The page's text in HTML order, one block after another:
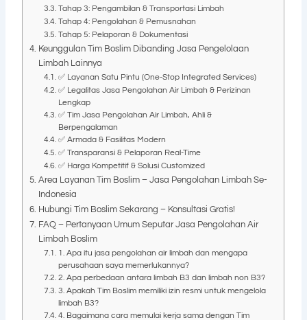
Tahap 3: Pengambilan & Transportasi Limbah
Tahap 4: Pengolahan & Pemusnahan
Tahap 5: Pelaporan & Dokumentasi
Keunggulan Tim Boslim Dibanding Jasa Pengelolaan
Limbah Lainnya
✅ Layanan Satu Pintu (One-Stop Integrated Services)
✅ Legalitas Jasa Pengolahan Air Limbah & Perizinan
Lengkap
✅ Tim Jasa Pengolahan Air Limbah, Ahli &
Berpengalaman
✅ Armada & Fasilitas Modern
✅ Transparansi & Pelaporan Real-Time
✅ Harga Kompetitif & Solusi Customized
Area Layanan Tim Boslim – Jasa Pengolahan Limbah Se-
Indonesia
Hubungi Tim Boslim Sekarang – Konsultasi Gratis!
FAQ – Pertanyaan Umum Seputar Jasa Pengolahan Air
Limbah Boslim
1. Apa itu jasa pengolahan air limbah dan mengapa
perusahaan saya memerlukannya?
2. Apa perbedaan antara limbah B3 dan limbah non B3?
3. Apakah Tim Boslim memiliki izin resmi untuk mengelola
limbah B3?
4. Bagaimana cara memulai kerja sama dengan Tim